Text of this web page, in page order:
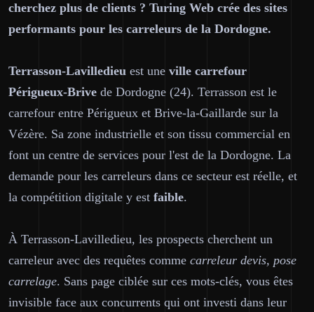
cherchez plus de clients ? Turing Web crée des sites
performants pour les carreleurs de la Dordogne.
Terrasson-Lavilledieu est une ville carrefour
Périgueux-Brive de Dordogne (24). Terrasson est le
carrefour entre Périgueux et Brive-la-Gaillarde sur la
Vézère. Sa zone industrielle et son tissu commercial en
font un centre de services pour l'est de la Dordogne. La
demande pour les carreleurs dans ce secteur est réelle, et
la compétition digitale y est faible.
À Terrasson-Lavilledieu, les prospects cherchent un
carreleur avec des requêtes comme carreleur devis, pose
carrelage. Sans page ciblée sur ces mots-clés, vous êtes
invisible face aux concurrents qui ont investi dans leur